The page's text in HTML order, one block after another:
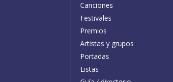
Canciones
Festivales
Premios
Artistas y grupos
Portadas
Listas